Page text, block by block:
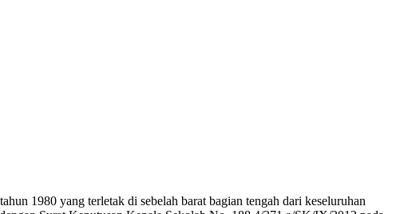
1980 yang terletak di sebelah barat bagian tengah dari keseluruhan